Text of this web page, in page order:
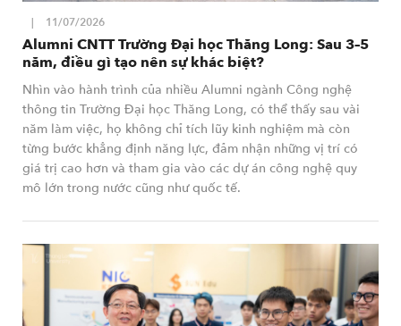
11/07/2026
Alumni CNTT Trường Đại học Thăng Long: Sau 3–5
năm, điều gì tạo nên sự khác biệt?
Nhìn vào hành trình của nhiều Alumni ngành Công nghệ
thông tin Trường Đại học Thăng Long, có thể thấy sau vài
năm làm việc, họ không chỉ tích lũy kinh nghiệm mà còn
từng bước khẳng định năng lực, đảm nhận những vị trí có
giá trị cao hơn và tham gia vào các dự án công nghệ quy
mô lớn trong nước cũng như quốc tế.